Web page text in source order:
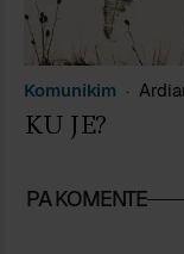
Komunikim
KU JE?
PA KOMENTE